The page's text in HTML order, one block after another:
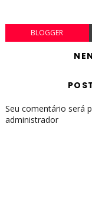
BLOGGER
Seu comentário será
administrador